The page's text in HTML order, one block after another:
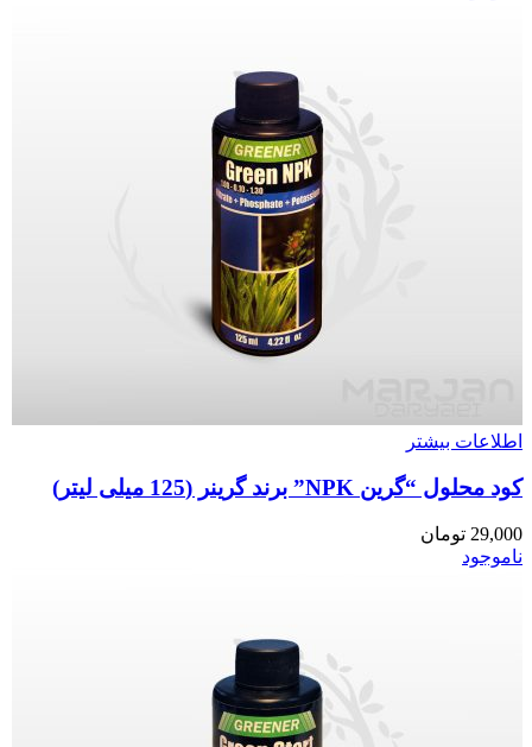
اطلاعات بیشتر
کود محلول “گرین NPK” برند گرینر (125 میلی لیتر)
29,000 تومان
ناموجود